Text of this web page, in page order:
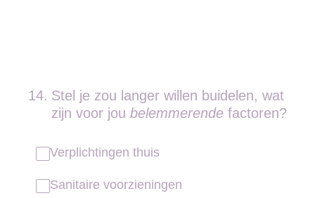
14. Stel je zou langer willen buidelen, wat
zijn voor jou belemmerende factoren?
Verplichtingen thuis
Sanitaire voorzieningen